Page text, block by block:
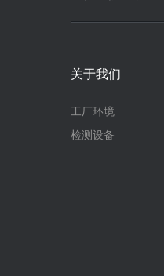
关于我们
工厂环境
检测设备